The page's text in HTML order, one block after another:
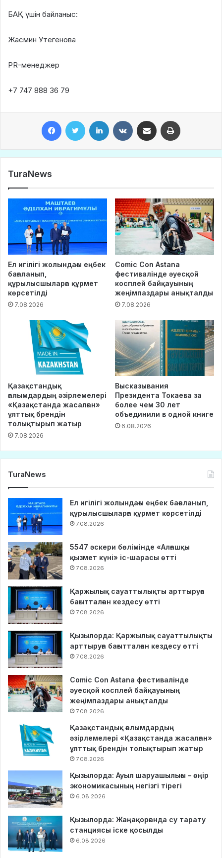
БАҚ үшін байланыс:
Жасмин Утегенова
PR-менеджер
+7 747 888 36 79
TuraNews
Ел игілігі жолындағы еңбек
бағаланып,
құрылысшыларға құрмет
көрсетілді
7.08.2026
Comic Con Astana
фестивалінде әуесқой
косплей байқауының
жеңімпаздары анықталды
7.08.2026
Қазақстандық
ғалымдардың әзірлемелері
«Қазақстанда жасалған»
ұлттық брендін
толықтырып жатыр
7.08.2026
Высказывания
Президента Токаева за
более чем 30 лет
объединили в одной книге
6.08.2026
TuraNews
Ел игілігі жолындағы еңбек бағаланып,
құрылысшыларға құрмет көрсетілді
7.08.2026
5547 әскери бөлімінде «Алғашқы
қызмет күні» іс-шарасы өтті
7.08.2026
Қаржылық сауаттылықты арттыруға
бағытталған кездесу өтті
7.08.2026
Қызылорда: Қаржылық сауаттылықты
арттыруға бағытталған кездесу өтті
7.08.2026
Comic Con Astana фестивалінде
әуесқой косплей байқауының
жеңімпаздары анықталды
7.08.2026
Қазақстандық ғалымдардың
әзірлемелері «Қазақстанда жасалған»
ұлттық брендін толықтырып жатыр
7.08.2026
Қызылорда: Ауыл шаруашылығы – өңір
экономикасының негізгі тірегі
6.08.2026
Қызылорда: Жаңақорғанда су тарату
станциясы іске қосылды
6.08.2026